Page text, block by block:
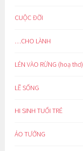
CUỘC ĐỜI
…CHO LÀNH
LẺN VÀO RỪNG (hoạ thơ)
LẼ SỐNG
HI SINH TUỔI TRẺ
ẢO TƯỞNG